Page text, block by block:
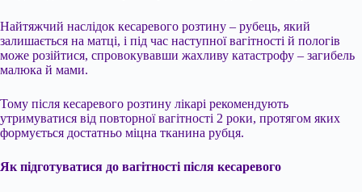
Найтяжчий наслідок кесаревого розтину – рубець, який
залишається на матці, і під час наступної вагітності й пологів
може розійтися, спровокувавши жахливу катастрофу – загибель
малюка й мами.
Тому після кесаревого розтину лікарі рекомендують
утримуватися від повторної вагітності 2 роки, протягом яких
формується достатньо міцна тканина рубця.
Як підготуватися до вагітності після кесаревого